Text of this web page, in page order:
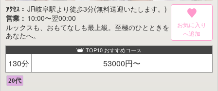
ｱｸｾｽ： JR岐阜駅より徒歩3分(無料送迎いたします。)
営業： 10:00〜翌00:00
ルックスも、おもてなしも最上級。至極のひとときを
あなたへ。
お気に入り
TOP10 おすすめコース
130分 53000円〜